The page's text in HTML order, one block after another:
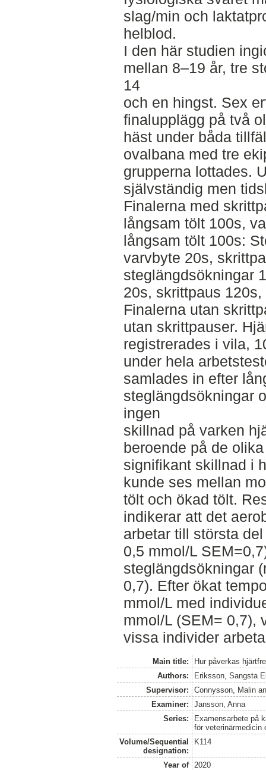
slag/min och
helblod.
I den här studien
mellan 8–19 år, tre
14
och en hingst. Sex
finalupplägg på två
häst under båda
ovalbana med tre
grupperna lottades.
självständig men
Finalerna med
långsam tölt 100s,
långsam tölt 100s:
varvbyte 20s,
steglängdsökningar
20s, skrittpaus
Finalerna utan
utan skrittpauser.
registrerades i vila,
under hela
samlades in efter
steglängdsökningar
ingen
skillnad på varken
beroende på de
signifikant skillnad i
kunde ses mellan
tölt och ökad tölt.
indikerar att det
arbetar till största
0,5 mmol/L
steglängdsökningar
0,7). Efter ökat
mmol/L med
mmol/L (SEM= 0,7),
vissa individer
Main title:
Hur påverkas
Authors:
Eriksson, Sangsta
Supervisor:
Connysson, Malin
Examiner:
Jansson, Anna
Series:
Examensarbete på
för veterinärmedicin
Volume/Sequential
designation:
K114
Year of
2020